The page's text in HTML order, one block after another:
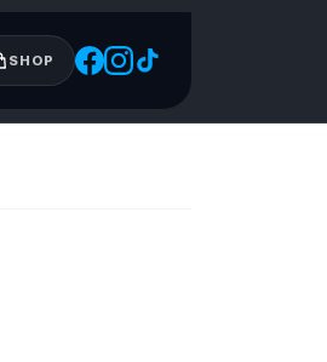
SHOP